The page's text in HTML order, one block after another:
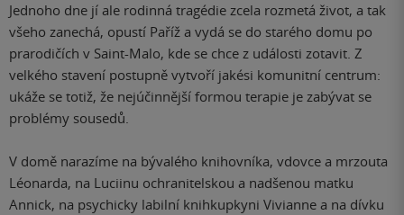
Jednoho dne jí ale rodinná tragédie zcela rozmetá život, a tak
všeho zanechá, opustí Paříž a vydá se do starého domu po
prarodičích v Saint-Malo, kde se chce z události zotavit. Z
velkého stavení postupně vytvoří jakési komunitní centrum:
ukáže se totiž, že nejúčinnější formou terapie je zabývat se
problémy sousedů.
V domě narazíme na bývalého knihovníka, vdovce a mrzouta
Léonarda, na Luciinu ochranitelskou a nadšenou matku
Annick, na psychicky labilní knihkupkyni Vivianne a na dívku